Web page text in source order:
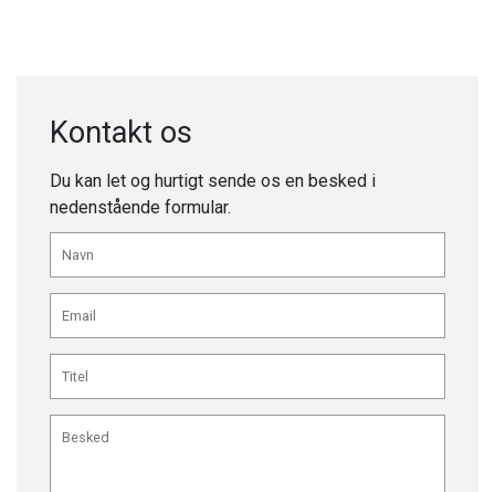
Kontakt os
Du kan let og hurtigt sende os en besked i
nedenstående formular.